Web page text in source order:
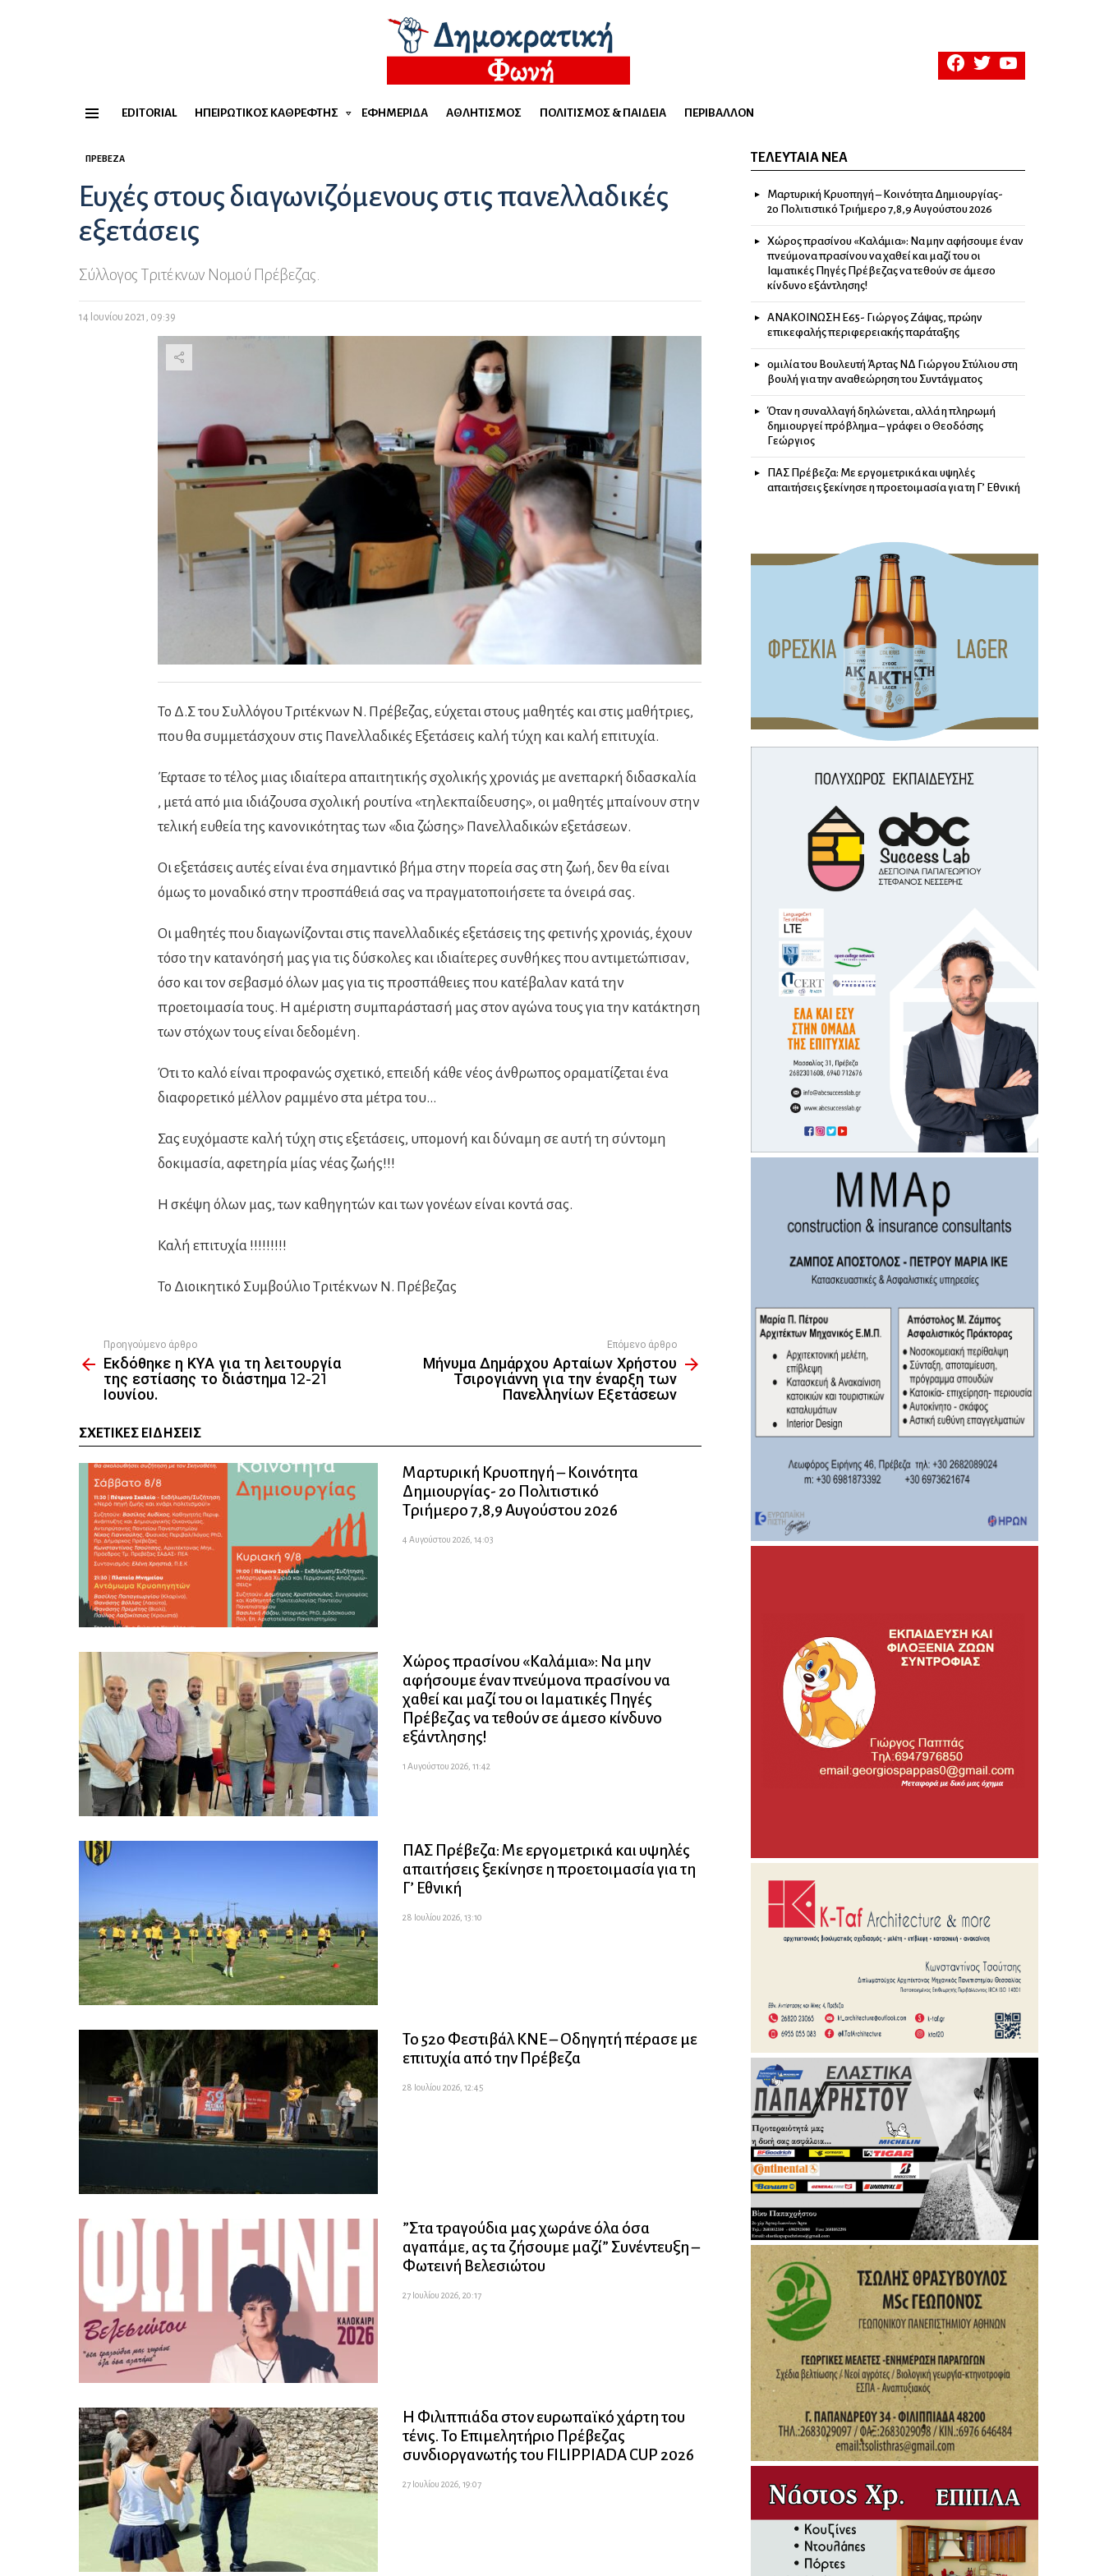
facebooktwitteryoutube
EDITORIAL ΗΠΕΙΡΏΤΙΚΟΣ ΚΑΘΡΈΦΤΗΣ ΕΦΗΜΕΡΊΔΑ ΑΘΛΗΤΙΣΜΌΣ ΠΟΛΙΤΙΣΜΌΣ & ΠΑΙΔΕΊΑ ΠΕΡΙΒΆΛΛΟΝ
ΠΡΈΒΕΖΑ
Ευχές στους διαγωνιζόμενους στις πανελλαδικές
εξετάσεις
Σύλλογος Τριτέκνων Νομού Πρέβεζας.
14 Ιουνίου 2021, 09:39
Το Δ.Σ του Συλλόγου Τριτέκνων Ν. Πρέβεζας, εύχεται στους μαθητές και στις μαθήτριες,
που θα συμμετάσχουν στις Πανελλαδικές Εξετάσεις καλή τύχη και καλή επιτυχία.
Έφτασε το τέλος μιας ιδιαίτερα απαιτητικής σχολικής χρονιάς με ανεπαρκή διδασκαλία
, μετά από μια ιδιάζουσα σχολική ρουτίνα «τηλεκπαίδευσης», οι μαθητές μπαίνουν στην
τελική ευθεία της κανονικότητας των «δια ζώσης» Πανελλαδικών εξετάσεων.
Οι εξετάσεις αυτές είναι ένα σημαντικό βήμα στην πορεία σας στη ζωή, δεν θα είναι
όμως το μοναδικό στην προσπάθειά σας να πραγματοποιήσετε τα όνειρά σας.
Οι μαθητές που διαγωνίζονται στις πανελλαδικές εξετάσεις της φετινής χρονιάς, έχουν
τόσο την κατανόησή μας για τις δύσκολες και ιδιαίτερες συνθήκες που αντιμετώπισαν,
όσο και τον σεβασμό όλων μας για τις προσπάθειες που κατέβαλαν κατά την
προετοιμασία τους. Η αμέριστη συμπαράστασή μας στον αγώνα τους για την κατάκτηση
των στόχων τους είναι δεδομένη.
Ότι το καλό είναι προφανώς σχετικό, επειδή κάθε νέος άνθρωπος οραματίζεται ένα
διαφορετικό μέλλον ραμμένο στα μέτρα του…
Σας ευχόμαστε καλή τύχη στις εξετάσεις, υπομονή και δύναμη σε αυτή τη σύντομη
δοκιμασία, αφετηρία μίας νέας ζωής!!!
Η σκέψη όλων μας, των καθηγητών και των γονέων είναι κοντά σας.
Καλή επιτυχία !!!!!!!!!
Το Διοικητικό Συμβούλιο Τριτέκνων Ν. Πρέβεζας
more
Προηγούμενο άρθρο
Εκδόθηκε η ΚΥΑ για τη λειτουργία
της εστίασης το διάστημα 12-21
Ιουνίου.
Επόμενο άρθρο
Μήνυμα Δημάρχου Αρταίων Χρήστου
Τσιρογιάννη για την έναρξη των
Πανελληνίων Εξετάσεων
ΣΧΕΤΙΚΈΣ ΕΙΔΉΣΕΙΣ
Μαρτυρική Κρυοπηγή – Κοινότητα
Δημιουργίας- 2ο Πολιτιστικό
Τριήμερο 7,8,9 Αυγούστου 2026
4 Αυγούστου 2026, 14:03
Χώρος πρασίνου «Καλάμια»: Να μην
αφήσουμε έναν πνεύμονα πρασίνου να
χαθεί και μαζί του οι Ιαματικές Πηγές
Πρέβεζας να τεθούν σε άμεσο κίνδυνο
εξάντλησης!
1 Αυγούστου 2026, 11:42
ΠΑΣ Πρέβεζα: Με εργομετρικά και υψηλές
απαιτήσεις ξεκίνησε η προετοιμασία για τη
Γ’ Εθνική
28 Ιουλίου 2026, 13:10
Το 52ο Φεστιβάλ ΚΝΕ – Οδηγητή πέρασε με
επιτυχία από την Πρέβεζα
28 Ιουλίου 2026, 12:45
”Στα τραγούδια μας χωράνε όλα όσα
αγαπάμε, ας τα ζήσουμε μαζί” Συνέντευξη –
Φωτεινή Βελεσιώτου
27 Ιουλίου 2026, 20:17
Η Φιλιππιάδα στον ευρωπαϊκό χάρτη του
τένις. Το Επιμελητήριο Πρέβεζας
συνδιοργανωτής του FILIPPIADA CUP 2026
27 Ιουλίου 2026, 19:07
ΤΕΛΕΥΤΑΊΑ ΝΈΑ
Μαρτυρική Κρυοπηγή – Κοινότητα Δημιουργίας-
2ο Πολιτιστικό Τριήμερο 7,8,9 Αυγούστου 2026
Χώρος πρασίνου «Καλάμια»: Να μην αφήσουμε έναν
πνεύμονα πρασίνου να χαθεί και μαζί του οι
Ιαματικές Πηγές Πρέβεζας να τεθούν σε άμεσο
κίνδυνο εξάντλησης!
ΑΝΑΚΟΙΝΩΣΗ Ε65- Γιώργος Ζάψας, πρώην
επικεφαλής περιφερειακής παράταξης
ομιλία του Βουλευτή Άρτας ΝΔ Γιώργου Στύλιου στη
βουλή για την αναθεώρηση του Συντάγματος
Όταν η συναλλαγή δηλώνεται, αλλά η πληρωμή
δημιουργεί πρόβλημα – γράφει ο Θεοδόσης
Γεώργιος
ΠΑΣ Πρέβεζα: Με εργομετρικά και υψηλές
απαιτήσεις ξεκίνησε η προετοιμασία για τη Γ’ Εθνική